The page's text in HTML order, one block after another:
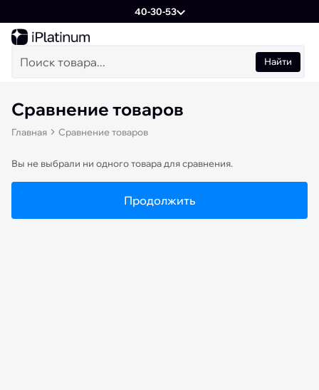
40-30-53
Найти
Сравнение товаров
Главная Сравнение товаров
Вы не выбрали ни одного товара для сравнения.
Продолжить